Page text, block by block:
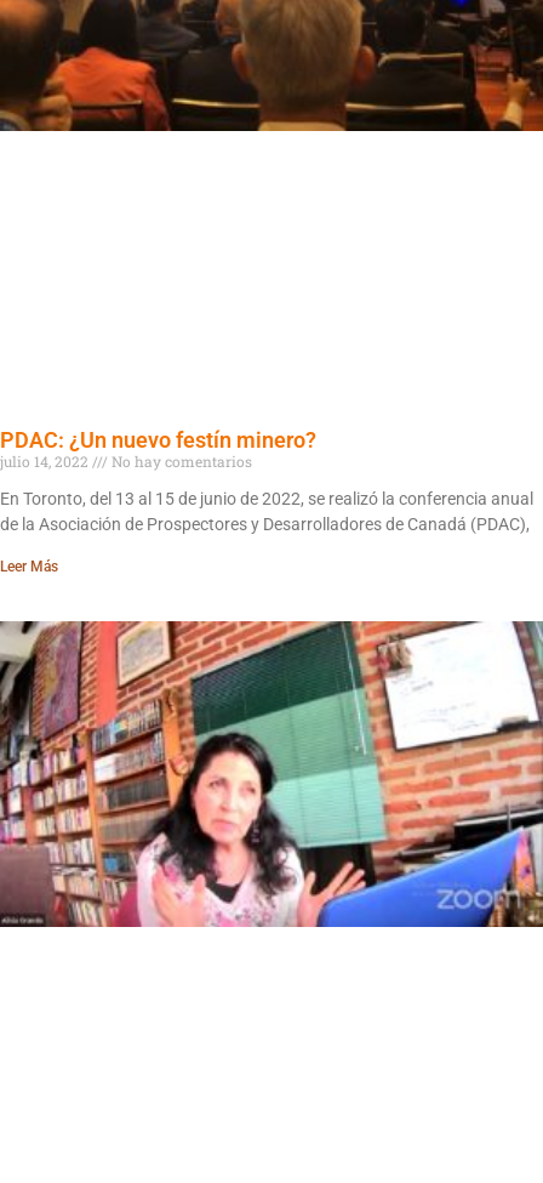
PDAC: ¿Un nuevo festín minero?
julio 14, 2022
No hay comentarios
En Toronto, del 13 al 15 de junio de 2022, se realizó la conferencia anual
de la Asociación de Prospectores y Desarrolladores de Canadá (PDAC),
Leer Más